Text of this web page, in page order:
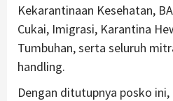
Kekarantinaan Kesehatan,
Cukai, Imigrasi, Karantina
Tumbuhan, serta seluruh
handling.
Dengan ditutupnya posko ini,